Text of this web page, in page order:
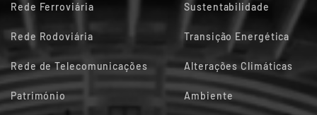
Rede Ferroviária
Rede Rodoviária
Rede de Telecomunicações
Património
Sustentabilidade
Transição Energética
Alterações Climáticas
Ambiente